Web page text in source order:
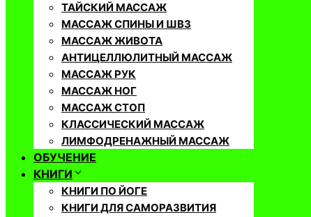
ТАЙСКИЙ МАССАЖ
МАССАЖ СПИНЫ И ШВЗ
МАССАЖ ЖИВОТА
АНТИЦЕЛЛЮЛИТНЫЙ МАССАЖ
МАССАЖ РУК
МАССАЖ НОГ
МАССАЖ СТОП
КЛАССИЧЕСКИЙ МАССАЖ
ЛИМФОДРЕНАЖНЫЙ МАССАЖ
ОБУЧЕНИЕ
КНИГИ
КНИГИ ПО ЙОГЕ
КНИГИ ДЛЯ САМОРАЗВИТИЯ